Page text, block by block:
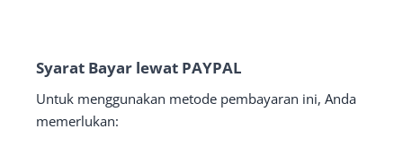
Syarat Bayar lewat PAYPAL
Untuk menggunakan metode pembayaran ini, Anda
memerlukan: